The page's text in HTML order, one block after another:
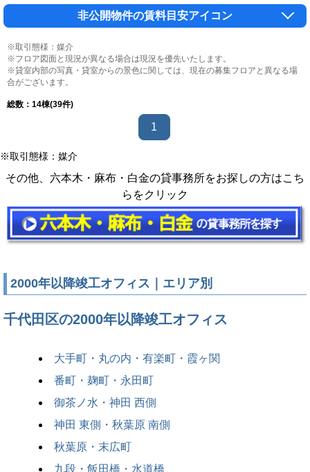
非公開物件の賃料目安アイコン
※取引態様：媒介
※フロア図面と現況が異なる場合は現況を優先いたします。
※貸室内部の写真・貸室からの景色に関しては、現在の募集フロアと異なる場
合がございます。
総数： 14棟(39件)
1
※取引態様：媒介
その他、六本木・麻布・白金の貸事務所をお探しの方はこち
らをクリック
2000年以降竣工オフィス｜エリア別
千代田区の2000年以降竣工オフィス
大手町・丸の内・有楽町・霞ヶ関
番町・麹町・永田町
御茶ノ水・神田 西側
神田 東側・秋葉原 南側
秋葉原・末広町
九段・飯田橋・水道橋